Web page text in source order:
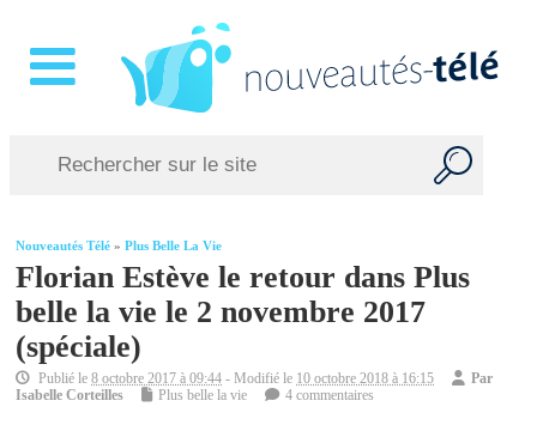
Nouveautés Télé »Plus Belle La Vie
Florian Estève le retour dans Plus
belle la vie le 2 novembre 2017
(spéciale)
Publié le8 octobre 2017 à 09:44 - Modifié le 10 octobre 2018 à 16:15
Par
Isabelle Corteilles
Plus belle la vie 4 commentaires